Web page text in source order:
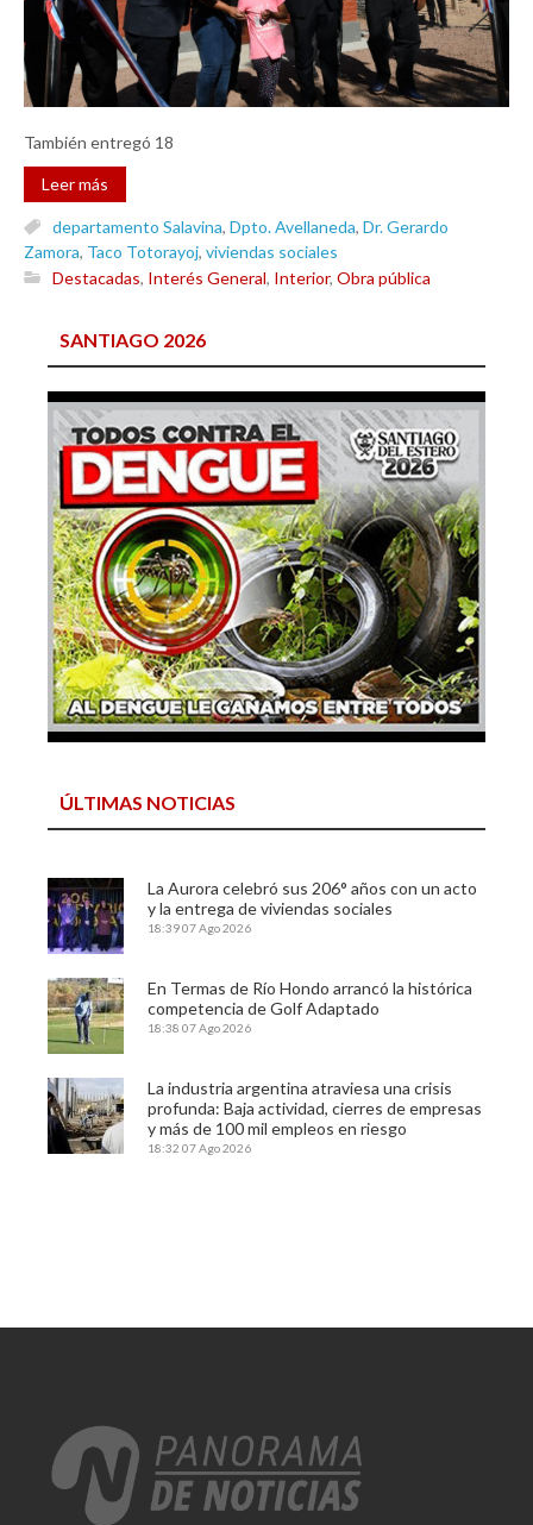
También entregó 18
Leer más
departamento Salavina, Dpto. Avellaneda, Dr. Gerardo
Zamora, Taco Totorayoj, viviendas sociales
Destacadas, Interés General, Interior, Obra pública
SANTIAGO 2026
ÚLTIMAS NOTICIAS
La Aurora celebró sus 206° años con un acto
y la entrega de viviendas sociales
18:3907 Ago 2026
En Termas de Río Hondo arrancó la histórica
competencia de Golf Adaptado
18:38 07 Ago 2026
La industria argentina atraviesa una crisis
profunda: Baja actividad, cierres de empresas
y más de 100 mil empleos en riesgo
18:32 07 Ago 2026